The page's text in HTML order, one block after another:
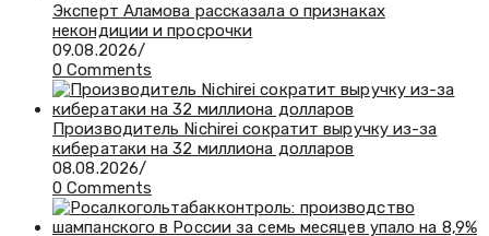
Эксперт Аламова рассказала о признаках
некондиции и просрочки
09.08.2026/
0 Comments
Производитель Nichirei сократит выручку из-за
кибератаки на 32 миллиона долларов
08.08.2026/
0 Comments